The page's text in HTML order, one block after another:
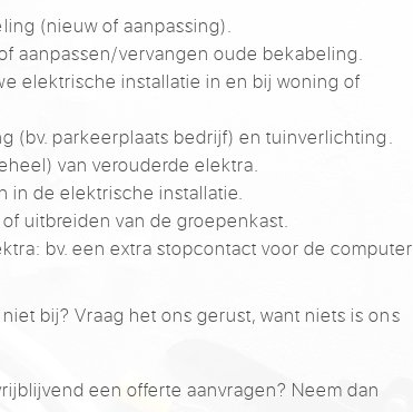
(nieuw of aanpassing).
aanpassen/vervangen oude bekabeling.
elektrische installatie in en bij woning of
(bv. parkeerplaats bedrijf) en tuinverlichting.
van verouderde elektra.
in de elektrische installatie.
uitbreiden van de groepenkast.
bv. een extra stopcontact voor de computer
bij? Vraag het ons gerust, want niets is ons
een offerte aanvragen? Neem dan